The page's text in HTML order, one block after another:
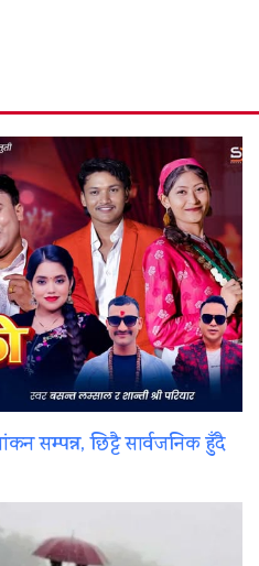
सम्पन्न, छिट्टै सार्वजनिक हुँदै